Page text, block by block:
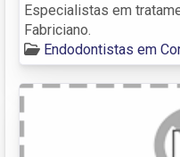
Especialistas em
Fabriciano.
Endodontistas em